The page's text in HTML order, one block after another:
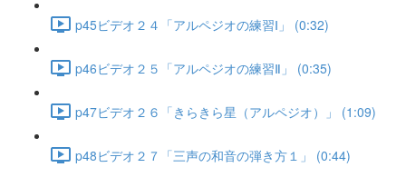
p45ビデオ２４「アルペジオの練習Ⅰ」 (0:32)
p46ビデオ２５「アルペジオの練習Ⅱ」 (0:35)
p47ビデオ２６「きらきら星（アルペジオ）」 (1:09)
p48ビデオ２７「三声の和音の弾き方１」 (0:44)